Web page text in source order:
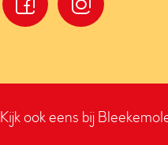
Kijk ook eens bij